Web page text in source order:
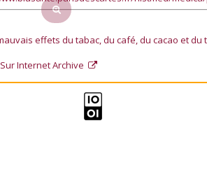
effets du tabac, du café, du cacao et du
Sur Internet Archive